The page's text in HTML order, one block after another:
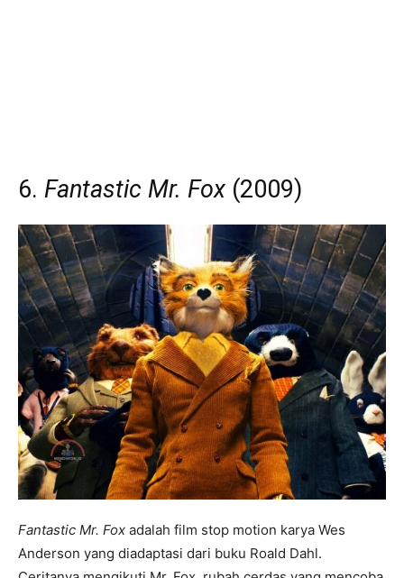
6. Fantastic Mr. Fox (2009)
Fantastic Mr. Fox adalah film stop motion karya Wes
Anderson yang diadaptasi dari buku Roald Dahl.